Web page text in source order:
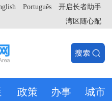
开启长者助手
Português
湾区随心配
政策 办事 城市